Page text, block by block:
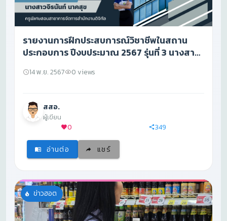
รายงานการฝึกประสบการณ์วิชาชีพในสถาน
ประกอบการ ปีงบประมาณ 2567 รุ่นที่ 3 นางสาวจิ
14 พ.ย. 2567 0 views
สสอ.
ผู้เขียน
0 349
อ่านต่อ แชร์
ข่าวฮอต